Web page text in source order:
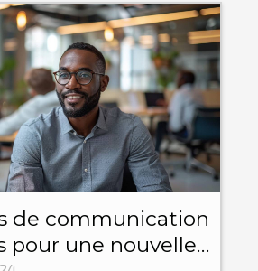
de communication
pour une nouvelle